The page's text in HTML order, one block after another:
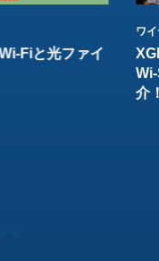
Fiと光ファイ
ワ
介